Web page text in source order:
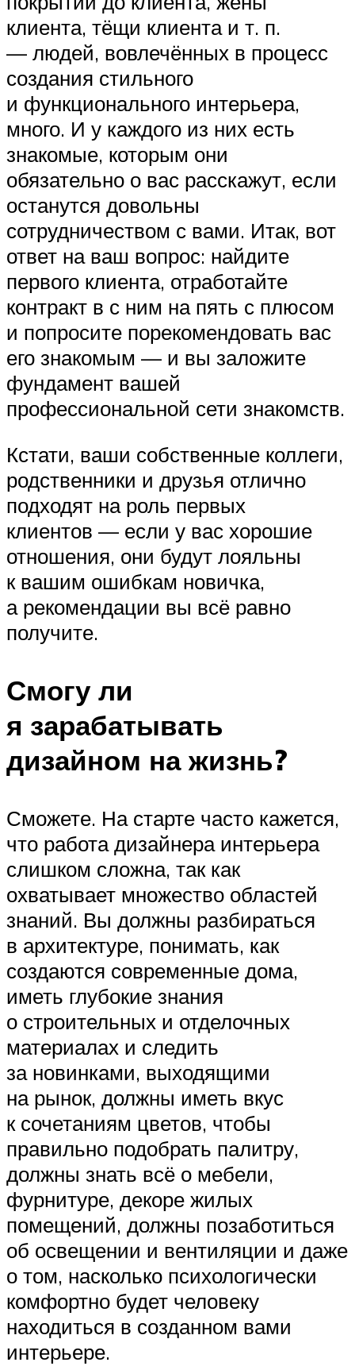
клиента, тёщи клиента и т. п.
— людей, вовлечённых в процесс
создания стильного
и функционального интерьера,
много. И у каждого из них есть
знакомые, которым они
обязательно о вас расскажут, если
останутся довольны
сотрудничеством с вами. Итак, вот
ответ на ваш вопрос: найдите
первого клиента, отработайте
контракт в с ним на пять с плюсом
и попросите порекомендовать вас
его знакомым — и вы заложите
фундамент вашей
профессиональной сети знакомств.
Кстати, ваши собственные коллеги,
родственники и друзья отлично
подходят на роль первых
клиентов — если у вас хорошие
отношения, они будут лояльны
к вашим ошибкам новичка,
а рекомендации вы всё равно
получите.
Смогу ли
я зарабатывать
дизайном на жизнь?
Сможете. На старте часто кажется,
что работа дизайнера интерьера
слишком сложна, так как
охватывает множество областей
знаний. Вы должны разбираться
в архитектуре, понимать, как
создаются современные дома,
иметь глубокие знания
о строительных и отделочных
материалах и следить
за новинками, выходящими
на рынок, должны иметь вкус
к сочетаниям цветов, чтобы
правильно подобрать палитру,
должны знать всё о мебели,
фурнитуре, декоре жилых
помещений, должны позаботиться
об освещении и вентиляции и даже
о том, насколько психологически
комфортно будет человеку
находиться в созданном вами
интерьере.